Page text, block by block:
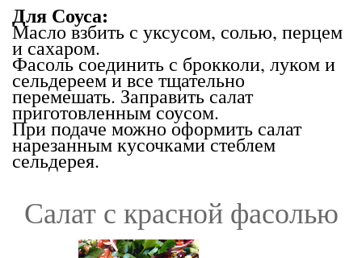
Для Соуса:
Масло взбить с уксусом, солью, перцем
и сахаром.
Фасоль соединить с брокколи, луком и
сельдереем и все тщательно
перемешать. Заправить салат
приготовленным соусом.
При подаче можно оформить салат
нарезанным кусочками стеблем
сельдерея.
Салат с красной фасолью